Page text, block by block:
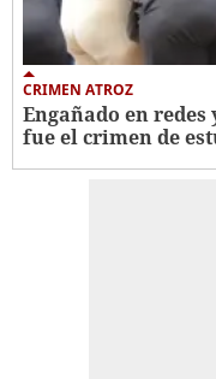
CRIMEN ATROZ
Engañado en
fue el crimen de